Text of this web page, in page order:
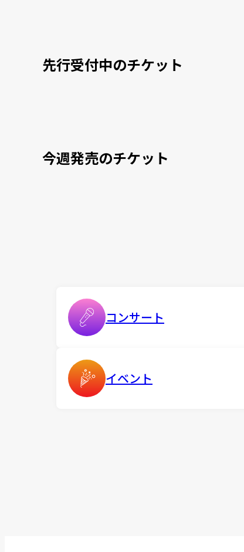
先行受付中のチケット
今週発売のチケット
コンサート
イベント